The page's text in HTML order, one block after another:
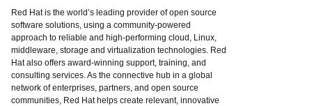
Red Hat is the world’s leading provider of open source
software solutions, using a community-powered
approach to reliable and high-performing cloud, Linux,
middleware, storage and virtualization technologies. Red
Hat also offers award-winning support, training, and
consulting services. As the connective hub in a global
network of enterprises, partners, and open source
communities, Red Hat helps create relevant, innovative